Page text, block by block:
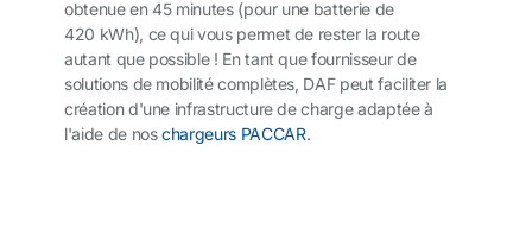
obtenue en 45 minutes (pour une batterie de
420 kWh), ce qui vous permet de rester la route
autant que possible ! En tant que fournisseur de
solutions de mobilité complètes, DAF peut faciliter la
création d'une infrastructure de charge adaptée à
l'aide de noschargeurs PACCAR.